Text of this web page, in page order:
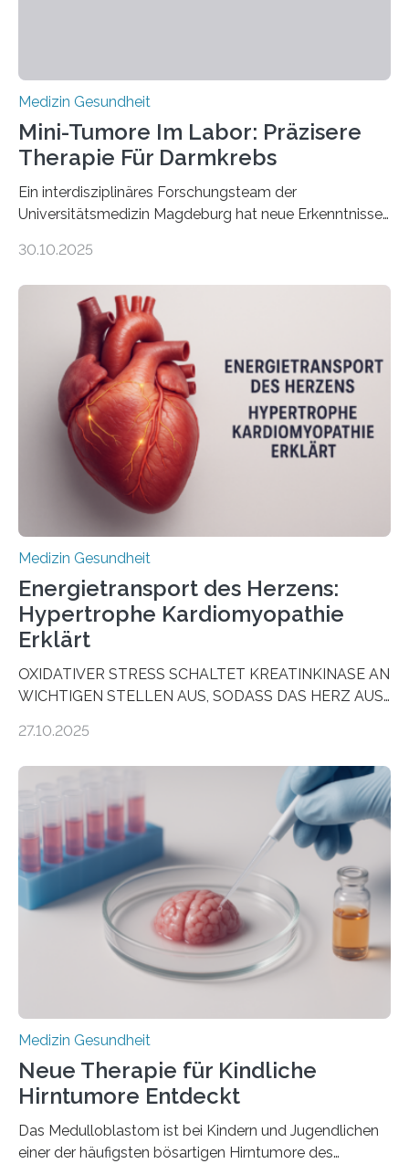
Medizin Gesundheit
Mini-Tumore Im Labor: Präzisere
Therapie Für Darmkrebs
Ein interdisziplinäres Forschungsteam der
Universitätsmedizin Magdeburg hat neue Erkenntnisse
behandelt werden kann. In ihrer aktuellen Studie,
Oncology, zeigen die Forschenden, dass Mini-Tumore
aus Gewebe von Patientinnen und Patienten –
sogenannte Organoide – genutzt werden können, um
vorab zu prüfen, welche Medikamente am besten
wirken. Dabei wurde ein Eiweiß identifiziert, das künftig
als Biomarker für die Wahl der passenden Therapie
dienen könnte. Darmkrebs zählt weltweit zu den
häufigsten Krebsarten und stellt…
30.10.2025
Medizin Gesundheit
Energietransport des Herzens:
Hypertrophe Kardiomyopathie
Erklärt
OXIDATIVER STRESS SCHALTET KREATINKINASE AN
WICHTIGEN STELLEN AUS, SODASS DAS HERZ AUS
aus dem Deutschen Zentrum für Herzinsuffizienz
im Journal Circulation, warum der Energietransport bei
der Hypertrophen Kardiomyopathie (HCM) versagen
kann und wie sich durch eine Verringerung der
Herzbelastung und des oxidativen Stresses
Rhythmusstörungen reduzieren lassen. Würzburg. Die
hypertrophe Kardiomyopathie (HCM) ist die häufigste
erblich bedingte Herzerkrankung. Sie führt dazu, dass
sich die linke Herzkammer verdickt, der Herzmuskel zu
stark kontrahiert…
27.10.2025
Medizin Gesundheit
Neue Therapie für Kindliche
Hirntumore Entdeckt
Das Medulloblastom ist bei Kindern und Jugendlichen
einer der häufigsten bösartigen Hirntumore des